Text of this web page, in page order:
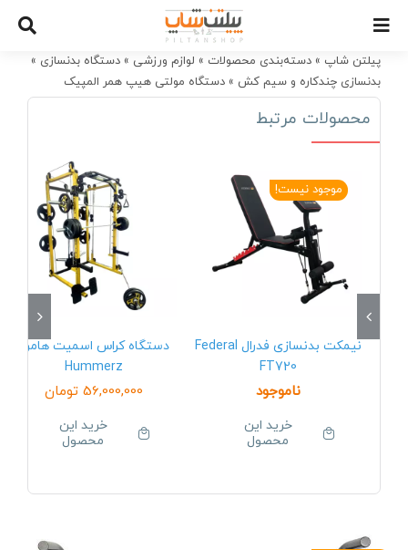
contentپیلتن شاپ » دسته‌بندی محصولات » لوازم ورزشی » دستگاه بدنسازی »
بدنسازی چندکاره و سیم کش » دستگاه مولتی هیپ همر المپیک
OLYMPIC 5024
محصولات مرتبط
موجود نیست!
نیمکت بدنسازی فدرال Federal
FT720
ناموجود
خرید این
محصول
دستگاه کراس اسمیت هامرز
Hummerz
56,000,000 تومان
خرید این
محصول